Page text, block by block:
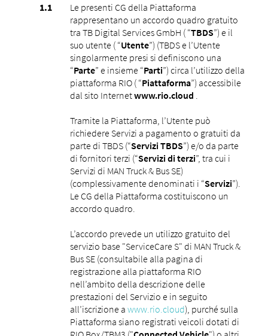
Le presenti CG della Piattaforma
rappresentano un accordo quadro gratuito
tra TB Digital Services GmbH ( “TBDS”) e il
suo utente ( “Utente”) (TBDS e l’Utente
singolarmente presi si definiscono una
“Parte” e insieme “Parti”) circa l’utilizzo della
piattaforma RIO ( “Piattaforma”) accessibile
dal sito Internetwww.rio.cloud
Tramite la Piattaforma, l’Utente può
richiedere Servizi a pagamento o gratuiti da
parte di TBDS (“Servizi TBDS”) e/o da parte
di fornitori terzi (“Servizi di terzi”, tra cui i
Servizi di MAN Truck & Bus SE)
(complessivamente denominati i “Servizi”).
Le CG della Piattaforma costituiscono un
accordo quadro.
L’accordo prevede un utilizzo gratuito del
servizio base "ServiceCare S" di MAN Truck &
Bus SE (consultabile alla pagina di
registrazione alla piattaforma RIO
nell’ambito della descrizione delle
prestazioni del Servizio e in seguito
all’iscrizione a www.rio.cloud), purché sulla
Piattaforma siano registrati veicoli dotati di